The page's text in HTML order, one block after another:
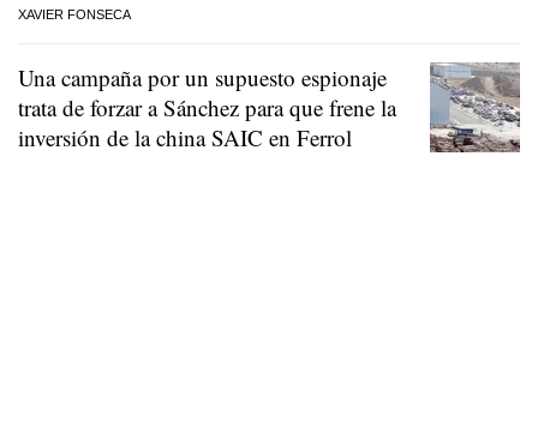
XAVIER FONSECA
Una campaña por un supuesto espionaje
trata de forzar a Sánchez para que frene la
inversión de la china SAIC en Ferrol